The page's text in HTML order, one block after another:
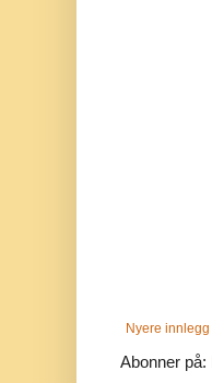
Nyere innlegg
Abonner på: